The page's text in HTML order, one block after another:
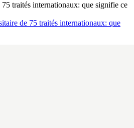
75 traités internationaux: que signifie ce
de 75 traités internationaux: que